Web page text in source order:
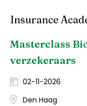
Insurance
Masterclass
verzekeraars
02-11-2026
Den Haag